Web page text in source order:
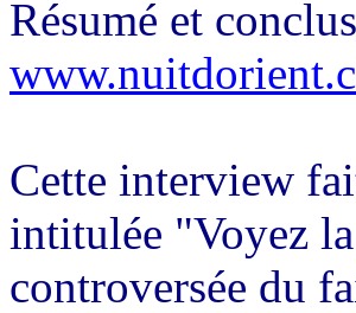
Résumé et
Cette interview
intitulée "Voyez
controversée du